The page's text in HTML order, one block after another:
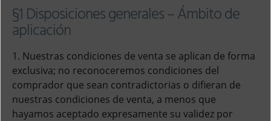
§1 Disposiciones generales – Ámbito de
aplicación
1. Nuestras condiciones de venta se aplican de forma
exclusiva; no reconoceremos condiciones del
comprador que sean contradictorias o difieran de
nuestras condiciones de venta, a menos que
hayamos aceptado expresamente su validez por